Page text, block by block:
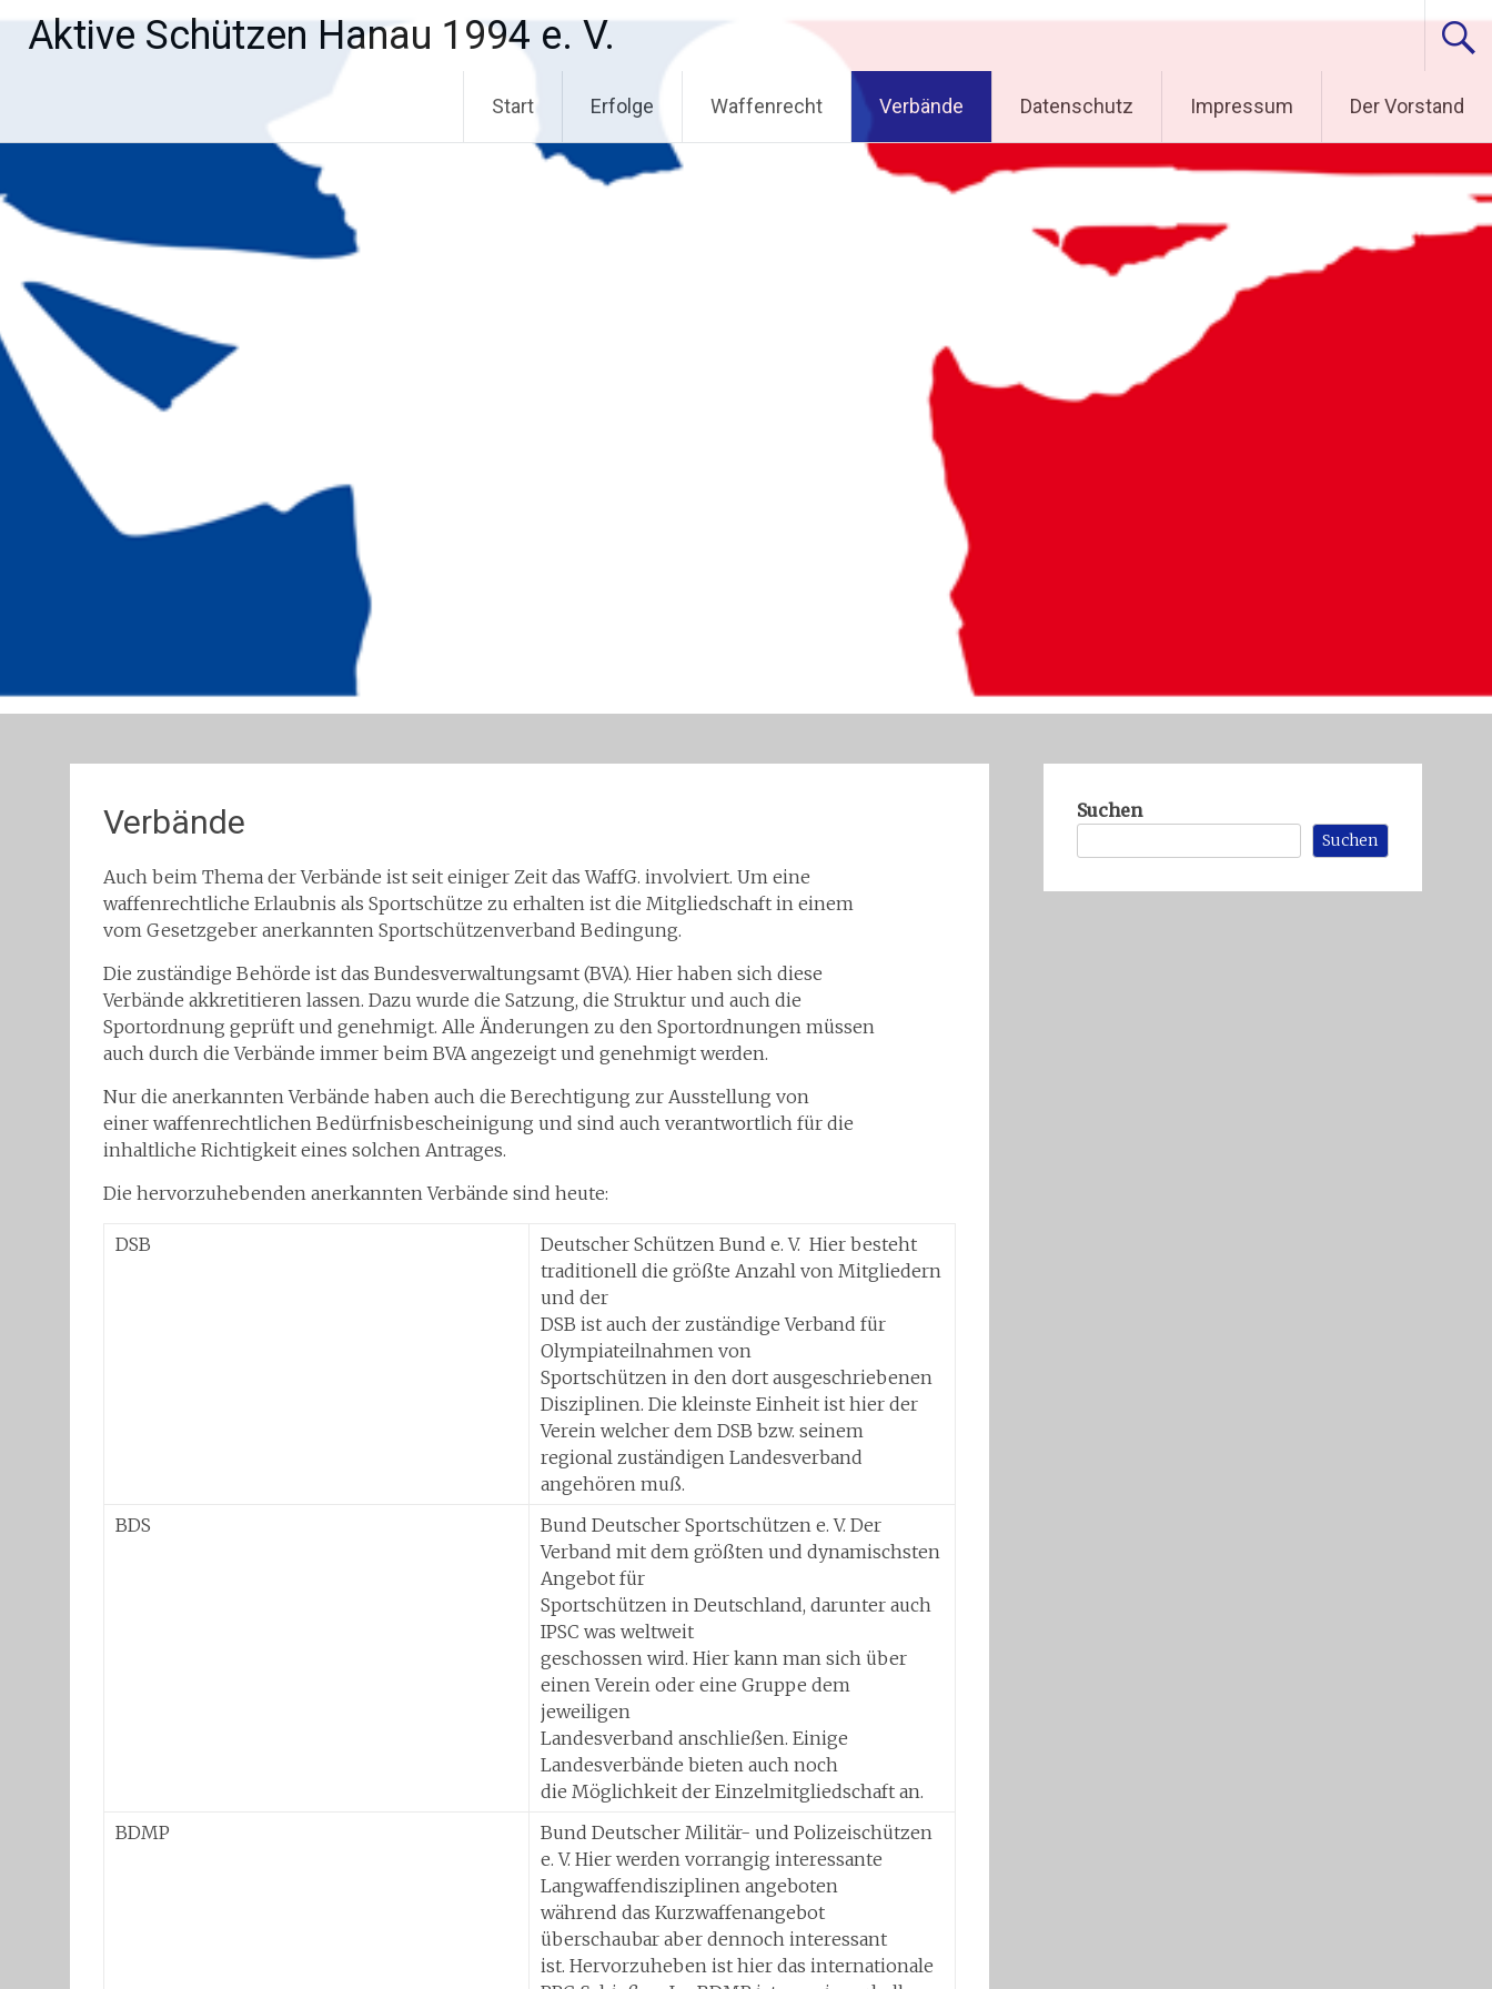
InhaltAktive Schützen Hanau 1994 e. V.
Start Erfolge Waffenrecht Verbände Datenschutz Impressum Der Vorstand
Verbände
Auch beim Thema der Verbände ist seit einiger Zeit das WaffG. involviert. Um eine
waffenrechtliche Erlaubnis als Sportschütze zu erhalten ist die Mitgliedschaft in einem
vom Gesetzgeber anerkannten Sportschützenverband Bedingung.
Die zuständige Behörde ist das Bundesverwaltungsamt (BVA). Hier haben sich diese
Verbände akkretitieren lassen. Dazu wurde die Satzung, die Struktur und auch die
Sportordnung geprüft und genehmigt. Alle Änderungen zu den Sportordnungen müssen
auch durch die Verbände immer beim BVA angezeigt und genehmigt werden.
Nur die anerkannten Verbände haben auch die Berechtigung zur Ausstellung von
einer waffenrechtlichen Bedürfnisbescheinigung und sind auch verantwortlich für die
inhaltliche Richtigkeit eines solchen Antrages.
Die hervorzuhebenden anerkannten Verbände sind heute:
DSB
Deutscher Schützen Bund e. V. Hier besteht
traditionell die größte Anzahl von Mitgliedern
und der
DSB ist auch der zuständige Verband für
Olympiateilnahmen von
Sportschützen in den dort ausgeschriebenen
Disziplinen. Die kleinste Einheit ist hier der
Verein welcher dem DSB bzw. seinem
regional zuständigen Landesverband
angehören muß.
BDS
Bund Deutscher Sportschützen e. V. Der
Verband mit dem größten und dynamischsten
Angebot für
Sportschützen in Deutschland, darunter auch
IPSC was weltweit
geschossen wird. Hier kann man sich über
einen Verein oder eine Gruppe dem
jeweiligen
Landesverband anschließen. Einige
Landesverbände bieten auch noch
die Möglichkeit der Einzelmitgliedschaft an.
BDMP
Bund Deutscher Militär- und Polizeischützen
e. V. Hier werden vorrangig interessante
Langwaffendisziplinen angeboten
während das Kurzwaffenangebot
überschaubar aber dennoch interessant
ist. Hervorzuheben ist hier das internationale
Suchen
Suchen